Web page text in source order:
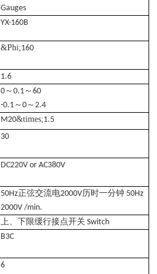
Gauges
YX-160B
&Phi;160
1.6
0 ～0.1 ～60
-0.1 ～0 ～2.4
M20&times;1.5
30
DC220V or AC380V
50Hz正弦交流电2000V历时一分钟 50Hz
2000V /min.
上、下限缓行接点开关 Switch
B3C
6